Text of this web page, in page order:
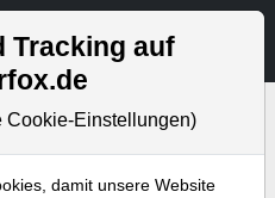
Aktien- und Artikelsuche
Alle Aufzeichnungen
Tracking auf
Cookie-Einstellungen)
damit unsere Website